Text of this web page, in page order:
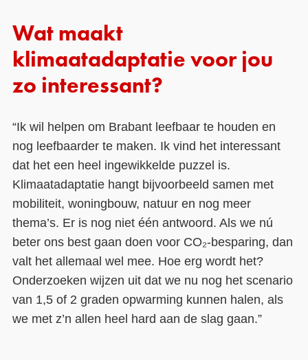
Wat maakt
klimaatadaptatie voor jou
zo interessant?
“Ik wil helpen om Brabant leefbaar te houden en
nog leefbaarder te maken. Ik vind het interessant
dat het een heel ingewikkelde puzzel is.
Klimaatadaptatie hangt bijvoorbeeld samen met
mobiliteit, woningbouw, natuur en nog meer
thema’s. Er is nog niet één antwoord. Als we nú
beter ons best gaan doen voor CO₂-besparing, dan
valt het allemaal wel mee. Hoe erg wordt het?
Onderzoeken wijzen uit dat we nu nog het scenario
van 1,5 of 2 graden opwarming kunnen halen, als
we met z’n allen heel hard aan de slag gaan.”